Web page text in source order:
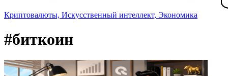
Криптовалюты, Искусственный интеллект, Экономика
#биткоин